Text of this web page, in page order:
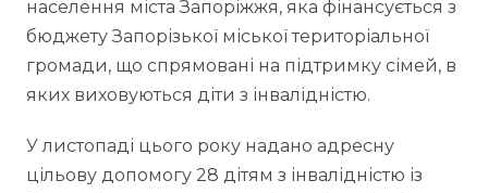
населення міста Запоріжжя, яка фінансується з
бюджету Запорізької міської територіальної
громади, що спрямовані на підтримку сімей, в
яких виховуються діти з інвалідністю.
У листопаді цього року надано адресну
цільову допомогу 28 дітям з інвалідністю із